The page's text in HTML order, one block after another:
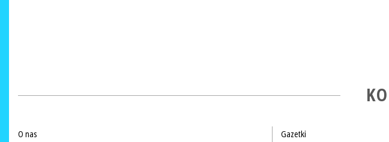
O nas
Gazetki